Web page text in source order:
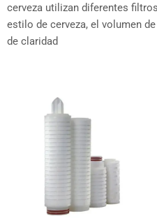
cerveza utilizan diferentes
estilo de cerveza, el volumen
de claridad